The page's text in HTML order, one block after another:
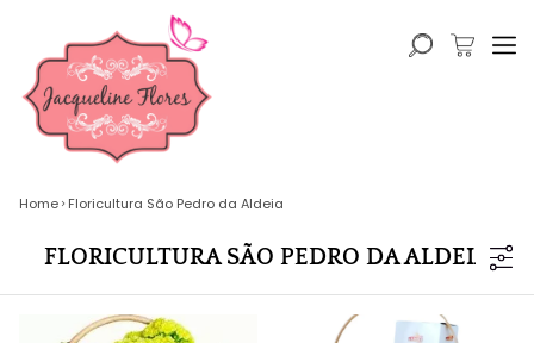
Home Floricultura São Pedro da Aldeia
FLORICULTURA SÃO PEDRO DA ALDEIA